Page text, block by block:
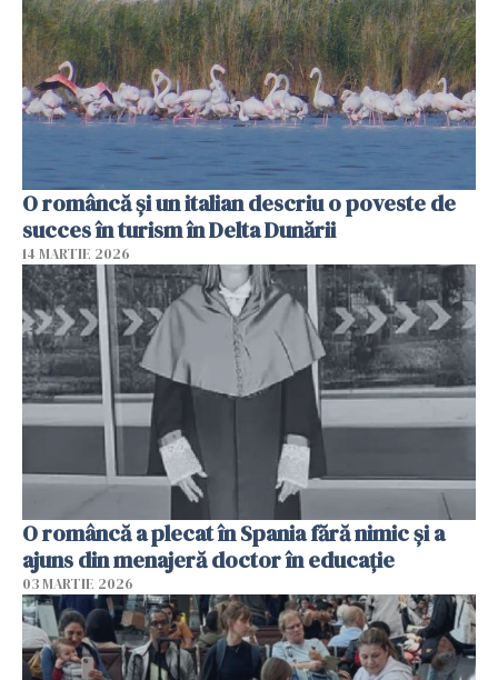
O româncă și un italian descriu o poveste de
succes în turism în Delta Dunării
14 MARTIE 2026
O româncă a plecat în Spania fără nimic și a
ajuns din menajeră doctor în educație
03 MARTIE 2026